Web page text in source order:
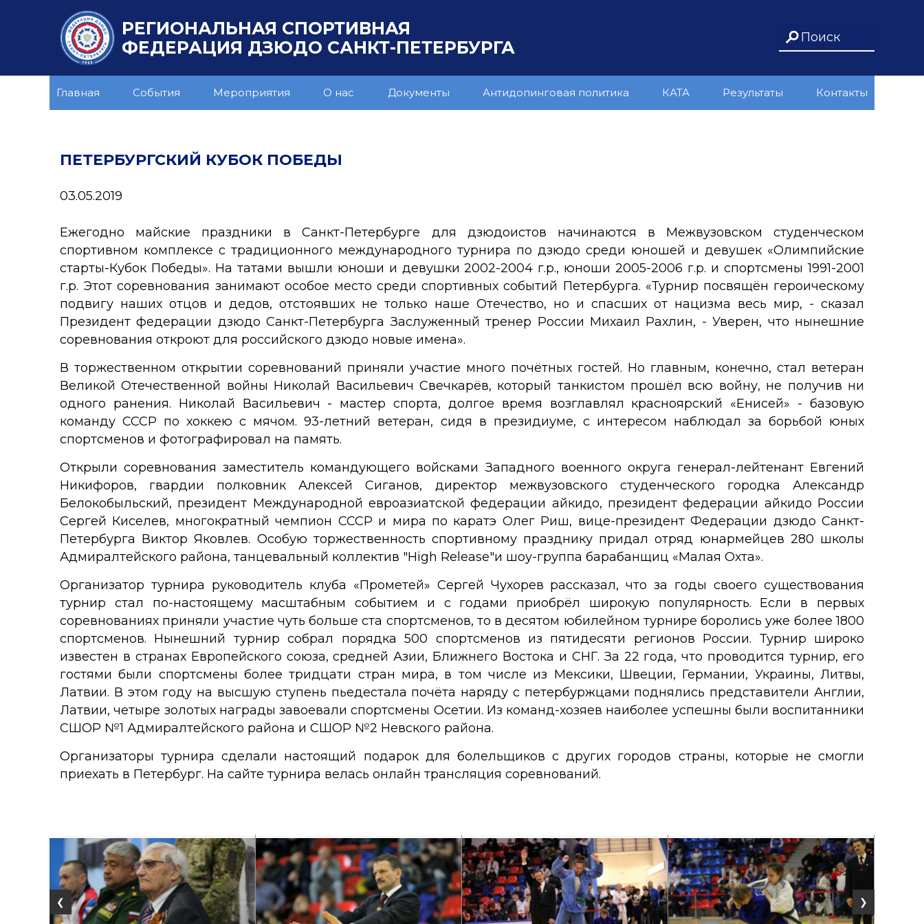
РЕГИОНАЛЬНАЯ СПОРТИВНАЯ
ФЕДЕРАЦИЯ ДЗЮДО САНКТ-ПЕТЕРБУРГА
Главная События Мероприятия О нас Документы Антидопинговая политика КАТА Результаты Контакты
ПЕТЕРБУРГСКИЙ КУБОК ПОБЕДЫ
03.05.2019
Ежегодно майские праздники в Санкт-Петербурге для дзюдоистов начинаются в Межвузовском студенческом
спортивном комплексе с традиционного международного турнира по дзюдо среди юношей и девушек «Олимпийские
старты-Кубок Победы». На татами вышли юноши и девушки 2002-2004 г.р., юноши 2005-2006 г.р. и спортсмены 1991-2001
г.р. Этот соревнования занимают особое место среди спортивных событий Петербурга. «Турнир посвящён героическому
подвигу наших отцов и дедов, отстоявших не только наше Отечество, но и спасших от нацизма весь мир, - сказал
Президент федерации дзюдо Санкт-Петербурга Заслуженный тренер России Михаил Рахлин, - Уверен, что нынешние
соревнования откроют для российского дзюдо новые имена».
В торжественном открытии соревнований приняли участие много почётных гостей. Но главным, конечно, стал ветеран
Великой Отечественной войны Николай Васильевич Свечкарёв, который танкистом прошёл всю войну, не получив ни
одного ранения. Николай Васильевич - мастер спорта, долгое время возглавлял красноярский «Енисей» - базовую
команду СССР по хоккею с мячом. 93-летний ветеран, сидя в президиуме, с интересом наблюдал за борьбой юных
спортсменов и фотографировал на память.
Открыли соревнования заместитель командующего войсками Западного военного округа генерал-лейтенант Евгений
Никифоров, гвардии полковник Алексей Сиганов, директор межвузовского студенческого городка Александр
Белокобыльский, президент Международной евроазиатской федерации айкидо, президент федерации айкидо России
Сергей Киселев, многократный чемпион СССР и мира по каратэ Олег Риш, вице-президент Федерации дзюдо Санкт-
Петербурга Виктор Яковлев. Особую торжественность спортивному празднику придал отряд юнармейцев 280 школы
Адмиралтейского района, танцевальный коллектив "High Release"и шоу-группа барабанщиц «Малая Охта».
Организатор турнира руководитель клуба «Прометей» Сергей Чухорев рассказал, что за годы своего существования
турнир стал по-настоящему масштабным событием и с годами приобрёл широкую популярность. Если в первых
соревнованиях приняли участие чуть больше ста спортсменов, то в десятом юбилейном турнире боролись уже более 1800
спортсменов. Нынешний турнир собрал порядка 500 спортсменов из пятидесяти регионов России. Турнир широко
известен в странах Европейского союза, средней Азии, Ближнего Востока и СНГ. За 22 года, что проводится турнир, его
гостями были спортсмены более тридцати стран мира, в том числе из Мексики, Швеции, Германии, Украины, Литвы,
Латвии. В этом году на высшую ступень пьедестала почёта наряду с петербуржцами поднялись представители Англии,
Латвии, четыре золотых награды завоевали спортсмены Осетии. Из команд-хозяев наиболее успешны были воспитанники
СШОР №1 Адмиралтейского района и СШОР №2 Невского района.
Организаторы турнира сделали настоящий подарок для болельщиков с других городов страны, которые не смогли
приехать в Петербург. На сайте турнира велась онлайн трансляция соревнований.
❮ ❯